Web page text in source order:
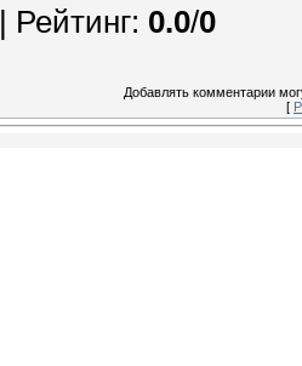
| Рейтинг: 0.0/0
Добавлять комментарии
[